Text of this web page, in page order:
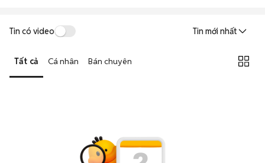
Tin có video Tin mới nhất
Tất cả Cá nhân Bán chuyên